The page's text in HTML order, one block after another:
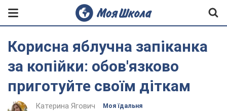
Корисна яблучна запіканка
за копійки: обов'язково
приготуйте своїм діткам
Катерина Ягович Моя їдальня